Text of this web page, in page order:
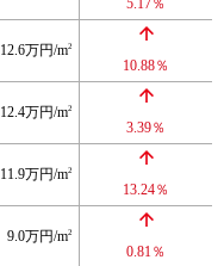
5.17％
12.6万円/m2
10.88％
12.4万円/m2
3.39％
11.9万円/m2
13.24％
9.0万円/m2
0.81％